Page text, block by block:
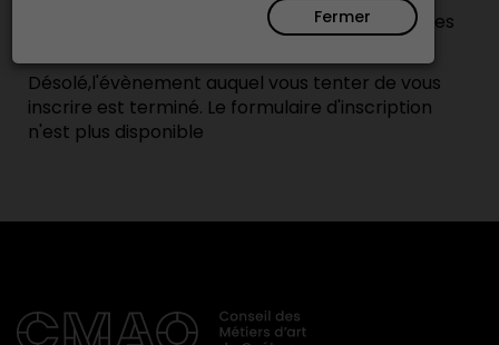
Fermer
Une initiation à la création d’œuvres sculpturales
Désolé,l'évènement auquel vous tenter de vous
inscrire est terminé. Le formulaire d'inscription
n'est plus disponible